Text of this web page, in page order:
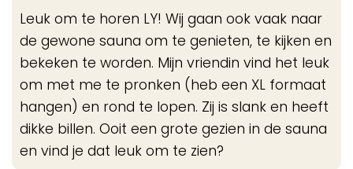
Leuk om te horen LY! Wij gaan ook vaak naar
de gewone sauna om te genieten, te kijken en
bekeken te worden. Mijn vriendin vind het leuk
om met me te pronken (heb een XL formaat
hangen) en rond te lopen. Zij is slank en heeft
dikke billen. Ooit een grote gezien in de sauna
en vind je dat leuk om te zien?